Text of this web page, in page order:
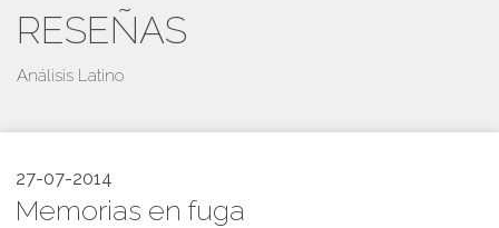
RESEÑAS
Análisis Latino
27-07-2014
Memorias en fuga